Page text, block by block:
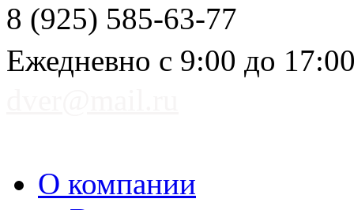
8 (925) 585-63-77
Ежедневно с 9:00 до
О компании